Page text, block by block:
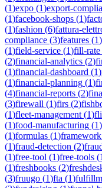
(1)expo (1)export-
(1)facebook-shops (1)
(1)fashion (6)fattura-
compliance (3)features (1)
(1)field-service (1)fill-rate
(2)financial-analytics (2)
(1)financial-dashboard (1)
(1)financial-planning (1)
(4)financial-reports (2)
(3)firewall (1)firs (2)
(1)fleet-management (1)
(1)food-manufacturing (1)
(1)formulas (1)framework
(1)fraud-detection (2)
(1)free-tool (1)free-tools (1
(1)freshbooks (2)
(3)fruugo (1)fta (1)